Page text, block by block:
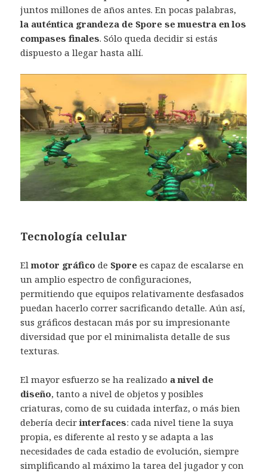
juntos millones de años antes. En pocas palabras,
la auténtica grandeza de Spore se muestra en los
compases finales. Sólo queda decidir si estás
dispuesto a llegar hasta allí.
Tecnología celular
Elmotor gráfico de Spore es capaz de escalarse en
un amplio espectro de configuraciones,
permitiendo que equipos relativamente desfasados
puedan hacerlo correr sacrificando detalle. Aún así,
sus gráficos destacan más por su impresionante
diversidad que por el minimalista detalle de sus
texturas.
El mayor esfuerzo se ha realizado a nivel de
diseño, tanto a nivel de objetos y posibles
criaturas, como de su cuidada interfaz, o más bien
debería decirinterfaces: cada nivel tiene la suya
propia, es diferente al resto y se adapta a las
necesidades de cada estadio de evolución, siempre
simplificando al máximo la tarea del jugador y con